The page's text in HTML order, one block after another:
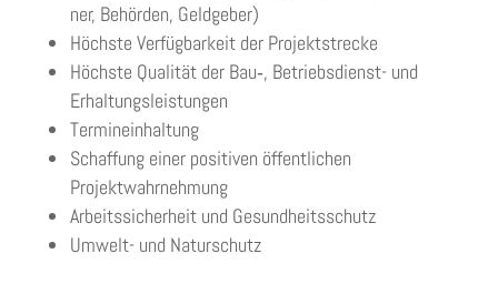
ner, Behör­den, Geldgeber)
Höchste Ver­füg­bar­keit der Projektstrecke
Höchste Qua­li­tät der Bau‑, Betriebs­dienst- und
Erhaltungsleistungen
Ter­min­ein­hal­tung
Schaf­fung einer posi­ti­ven öffent­li­chen
Projektwahrnehmung
Arbeits­si­cher­heit und Gesundheitsschutz
Umwelt- und Naturschutz